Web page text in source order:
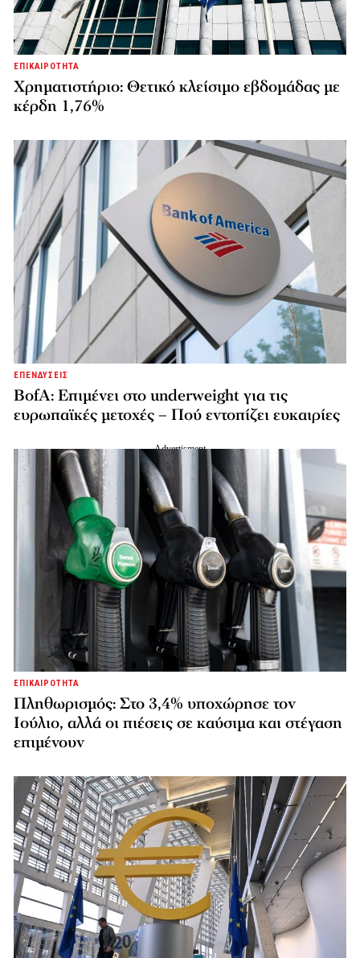
ΕΠΙΚΑΙΡΟΤΗΤΑ
Χρηματιστήριο: Θετικό κλείσιμο εβδομάδας με
κέρδη 1,76%
ΕΠΕΝΔΥΣΕΙΣ
BofA: Επιμένει στο underweight για τις
ευρωπαϊκές μετοχές – Πού εντοπίζει ευκαιρίες
ΕΠΙΚΑΙΡΟΤΗΤΑ
Πληθωρισμός: Στο 3,4% υποχώρησε τον
Ιούλιο, αλλά οι πιέσεις σε καύσιμα και στέγαση
επιμένουν